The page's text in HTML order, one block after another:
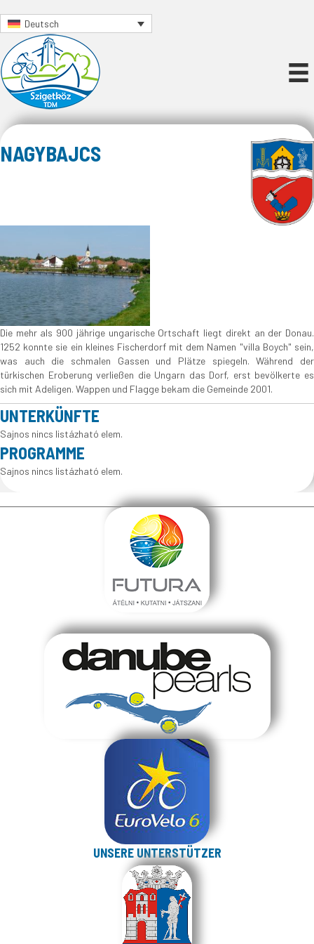
Deutsch
NAGYBAJCS
Die mehr als 900 jährige ungarische Ortschaft liegt direkt an der Donau.
1252 konnte sie ein kleines Fischerdorf mit dem Namen "villa Boych" sein,
was auch die schmalen Gassen und Plätze spiegeln. Während der
türkischen Eroberung verließen die Ungarn das Dorf, erst bevölkerte es
sich mit Adeligen. Wappen und Flagge bekam die Gemeinde 2001.
UNTERKÜNFTE
Sajnos nincs listázható elem.
PROGRAMME
Sajnos nincs listázható elem.
UNSERE UNTERSTÜTZER